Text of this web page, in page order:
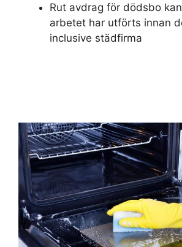
Rut avdrag för dödsbo
arbetet har utförts innan
inclusive städfirma